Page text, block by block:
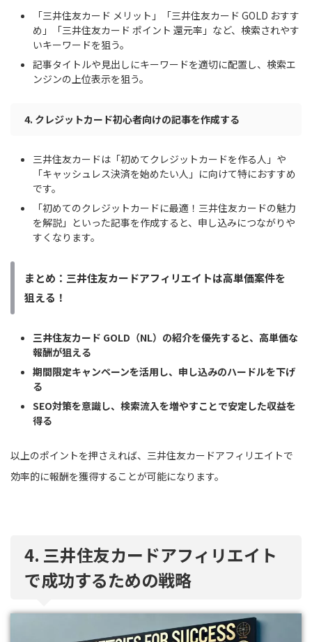
「三井住友カード メリット」「三井住友カード GOLD おすす
め」「三井住友カード ポイント 還元率」など、検索されやす
いキーワードを狙う。
記事タイトルや見出しにキーワードを適切に配置し、検索エ
ンジンの上位表示を狙う。
4. クレジットカード初心者向けの記事を作成する
三井住友カードは「初めてクレジットカードを作る人」や
「キャッシュレス決済を始めたい人」に向けて特におすすめ
です。
「初めてのクレジットカードに最適！三井住友カードの魅力
を解説」といった記事を作成すると、申し込みにつながりや
すくなります。
まとめ：三井住友カードアフィリエイトは高単価案件を
狙える！
三井住友カード GOLD（NL）の紹介を優先すると、高単価な
報酬が狙える
期間限定キャンペーンを活用し、申し込みのハードルを下げ
る
SEO対策を意識し、検索流入を増やすことで安定した収益を
得る
以上のポイントを押さえれば、三井住友カードアフィリエイトで
効率的に報酬を獲得することが可能になります。
4. 三井住友カードアフィリエイト
で成功するための戦略